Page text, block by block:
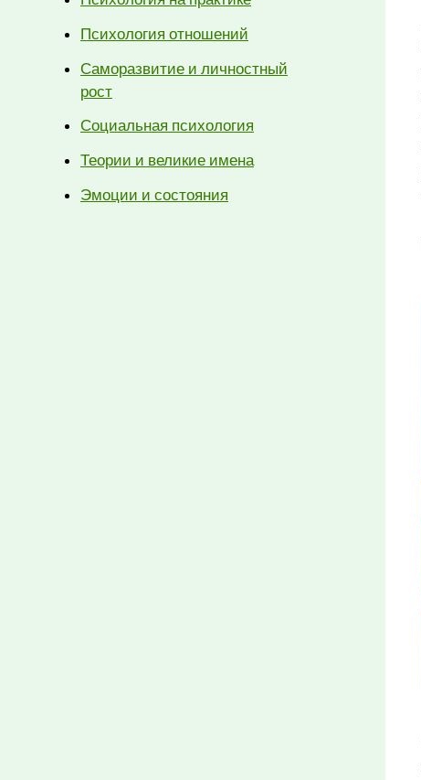
Психология отношений
Саморазвитие и личностный
рост
Социальная психология
Теории и великие имена
Эмоции и состояния